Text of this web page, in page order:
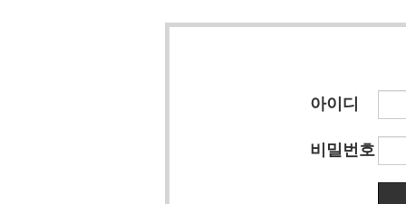
아이디
비밀번호